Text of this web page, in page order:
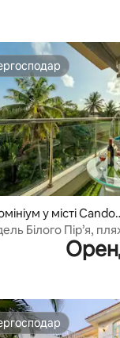
з 5, відгуки: 154
у місті Candoli
Білого Пір’я,